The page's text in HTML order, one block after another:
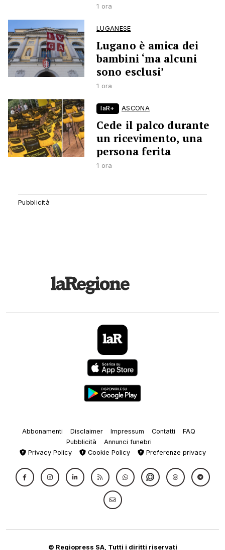
1 ora
LUGANESE
Lugano è amica dei
bambini ‘ma alcuni
sono esclusi’
1 ora
laR+ ASCONA
Cede il palco durante
un ricevimento, una
persona ferita
1 ora
Abbonamenti Disclaimer Impressum Contatti
FAQ
Pubblicità
Annunci funebri
Privacy Policy
Cookie Policy Preferenze privacy
© Regiopress SA, Tutti i diritti riservati